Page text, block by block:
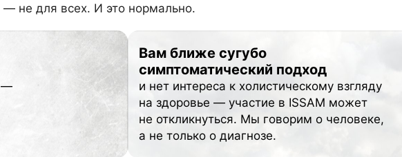
не для всех. И это нормально.
—
Вам ближе сугубо
симптоматический подход
и нет интереса к холистическому взгляду
на здоровье — участие в ISSAM может
не откликнуться. Мы говорим о человеке,
а не только о диагнозе.